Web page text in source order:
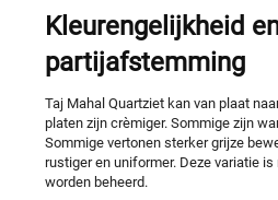
Kleurengelijkheid
partijafstemming
Taj Mahal Quartziet kan van plaat
platen zijn crèmiger. Sommige zijn
Sommige vertonen sterker grijze
rustiger en uniformer. Deze variatie
worden beheerd.